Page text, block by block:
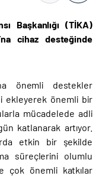
Başkanlığı (TİKA)
cihaz desteğinde
önemli destekler
ekleyerek önemli bir
mücadelede adli
katlanarak artıyor.
etkin bir şekilde
süreçlerini olumlu
çok önemli katkılar